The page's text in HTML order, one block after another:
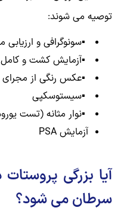
توصیه می شوند:
▪️سونوگرافی و ارزیابی
▪️آزمایش کشت و کامل
▪️عکس رنگی از مجرای
▪️سیستوسکپی
▪️نوار مثانه (تست
آزمایش PSA
آیا بزرگی
سرطان می شود؟